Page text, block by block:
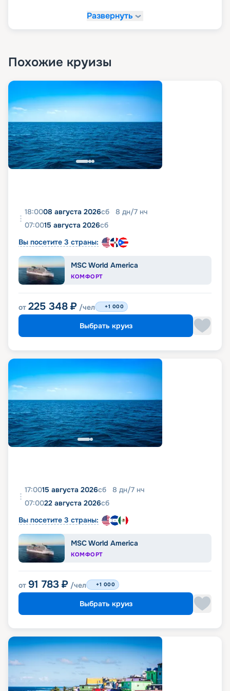
Развернуть
Похожие круизы
18:0008 августа 2026сб 8 дн/7 нч
07:0015 августа 2026сб
Вы посетите 3 страны:
MSC World America
КОМФОРТ
от 225 348 ₽ /чел +1 000
Выбрать круиз
17:0015 августа 2026сб 8 дн/7 нч
07:0022 августа 2026сб
Вы посетите 3 страны:
MSC World America
КОМФОРТ
от 91 783 ₽ /чел +1 000
Выбрать круиз